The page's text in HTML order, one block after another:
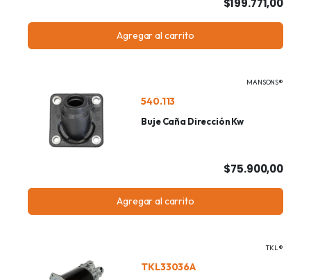
$199.771,00
Agregar al carrito
MANSONS®
540.113
Buje Caña Dirección Kw
$75.900,00
Agregar al carrito
TKL®
TKL33036A